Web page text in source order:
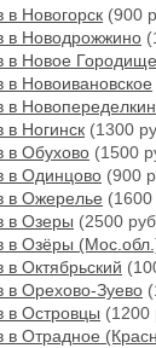
в Новогорск (900
в Новодрожжино
в Новое Городище
в Новоивановское
в
в Ногинск (1300
в Обухово (1500
в Одинцово (900
в Ожерелье (1600
в Озеры (2500
в Озёры
в Октябрьский
в Орехово-Зуево
в Островцы (1200
в Отрадное